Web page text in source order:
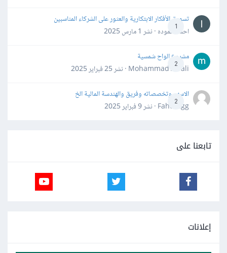
1
تسويق الأفكار الابتكارية والعثور على الشركاء المناسبين
احمد حموده · نشر 1 مارس 2025
2
مشروع الواح شمسية
Mohammad Awali · نشر
25 فبراير 2025
2
الاسهم وتخصصاته وفريق والهندسة المالية الخ
Fahd Ggg · نشر
9 فبراير 2025
تابعنا على
إعلانات